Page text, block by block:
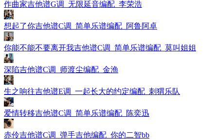
作曲家吉他谱G调_无限延音编配_李荣浩
想起了你吉他谱C调_简单乐谱编配_阿鲁阿卓
你能不能不要离开我吉他谱C调_简单乐谱编配_莫叫姐姐
深陷吉他谱C调_师渡尘编配_金渔
生之响往吉他谱E调_一起长大的约定编配_刺猬乐队
爱情转移吉他谱C调_简单乐谱编配_陈奕迅
赤伶吉他谱C调_弹手吉他编配_你的二智bb